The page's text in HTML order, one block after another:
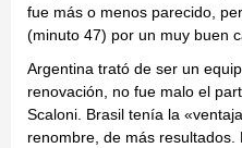
fue más o menos parecido,
(minuto 47) por un muy buen
Argentina trató de ser un
renovación, no fue malo el
Scaloni. Brasil tenía la
renombre, de más